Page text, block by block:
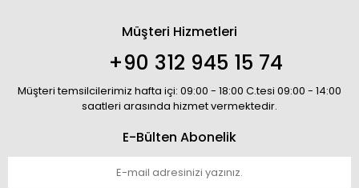
Müşteri Hizmetleri
+90 312 945 15 74
Müşteri temsilcilerimiz hafta içi: 09:00 - 18:00 C.tesi 09:00 - 14:00
saatleri arasında hizmet vermektedir.
E-Bülten Abonelik